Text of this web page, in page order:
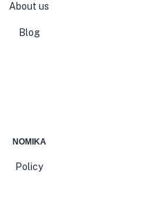
About us
Blog
ΝΟΜΙΚΆ
Policy